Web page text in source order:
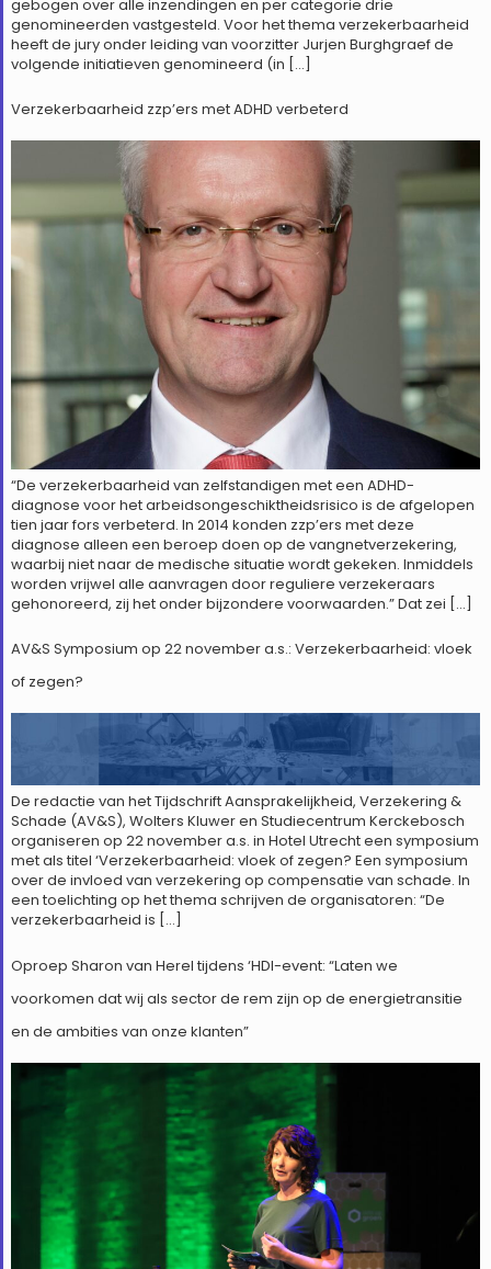
gebogen over alle inzendingen en per categorie drie
genomineerden vastgesteld. Voor het thema verzekerbaarheid
heeft de jury onder leiding van voorzitter Jurjen Burghgraef de
volgende initiatieven genomineerd (in […]
Verzekerbaarheid zzp’ers met ADHD verbeterd
“De verzekerbaarheid van zelfstandigen met een ADHD-
diagnose voor het arbeidsongeschiktheidsrisico is de afgelopen
tien jaar fors verbeterd. In 2014 konden zzp’ers met deze
diagnose alleen een beroep doen op de vangnetverzekering,
waarbij niet naar de medische situatie wordt gekeken. Inmiddels
worden vrijwel alle aanvragen door reguliere verzekeraars
gehonoreerd, zij het onder bijzondere voorwaarden.” Dat zei […]
AV&S Symposium op 22 november a.s.: Verzekerbaarheid: vloek
of zegen?
De redactie van het Tijdschrift Aansprakelijkheid, Verzekering &
Schade (AV&S), Wolters Kluwer en Studiecentrum Kerckebosch
organiseren op 22 november a.s. in Hotel Utrecht een symposium
met als titel ‘Verzekerbaarheid: vloek of zegen? Een symposium
over de invloed van verzekering op compensatie van schade. In
een toelichting op het thema schrijven de organisatoren: “De
verzekerbaarheid is […]
Oproep Sharon van Herel tijdens ‘HDI-event: “Laten we
voorkomen dat wij als sector de rem zijn op de energietransitie
en de ambities van onze klanten”